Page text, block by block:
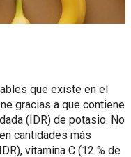
que existe en el
gracias a que contiene
(IDR) de potasio. No
cantidades más
vitamina C (12 % de